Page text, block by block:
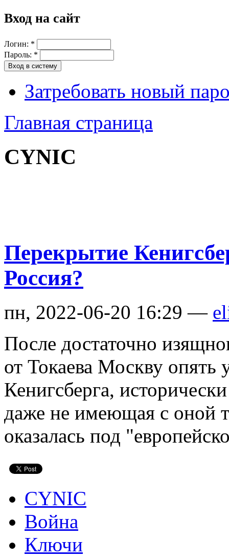
Вход на сайт
Логин: *
Пароль: *
Затребовать новый
Главная страница
CYNIC
Перекрытие
Россия?
пн, 2022-06-20 16:29 —
После достаточно
от Токаева Москву опять
Кенигсберга,
даже не имеющая с оной
оказалась под
CYNIC
Война
Ключи